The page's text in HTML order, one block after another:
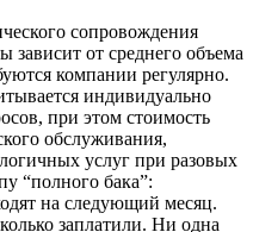
сопровождения
зависит от среднего объема
компании регулярно.
индивидуально
при этом стоимость
обслуживания,
услуг при разовых
“полного бака”:
на следующий месяц.
заплатили. Ни одна